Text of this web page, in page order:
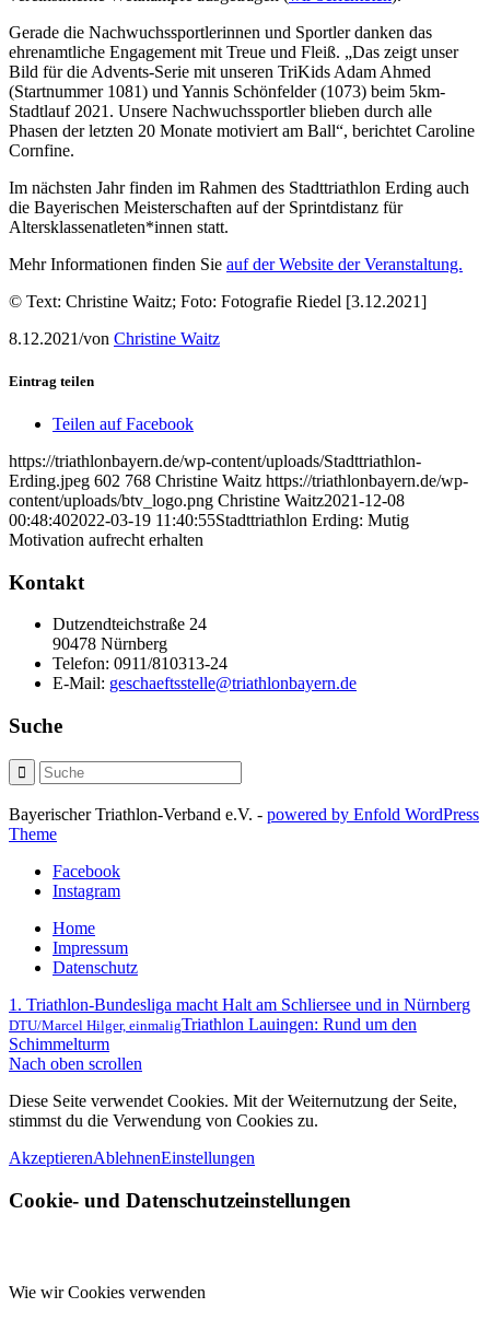
Gerade die Nachwuchssportlerinnen und Sportler danken das
ehrenamtliche Engagement mit Treue und Fleiß. „Das zeigt unser
Bild für die Advents-Serie mit unseren TriKids Adam Ahmed
(Startnummer 1081) und Yannis Schönfelder (1073) beim 5km-
Stadtlauf 2021. Unsere Nachwuchssportler blieben durch alle
Phasen der letzten 20 Monate motiviert am Ball“, berichtet Caroline
Cornfine.
Im nächsten Jahr finden im Rahmen des Stadttriathlon Erding auch
die Bayerischen Meisterschaften auf der Sprintdistanz für
Altersklassenatleten*innen statt.
Mehr Informationen finden Sie auf der Website der Veranstaltung.
© Text: Christine Waitz; Foto: Fotografie Riedel [3.12.2021]
8.12.2021/von Christine Waitz
Eintrag teilen
Teilen auf Facebook
https://triathlonbayern.de/wp-content/uploads/Stadttriathlon-
Erding.jpeg 602 768 Christine Waitz https://triathlonbayern.de/wp-
content/uploads/btv_logo.png Christine Waitz2021-12-08
00:48:402022-03-19 11:40:55Stadttriathlon Erding: Mutig
Motivation aufrecht erhalten
Kontakt
Dutzendteichstraße 24
90478 Nürnberg
Telefon: 0911/810313-24
E-Mail: geschaeftsstelle@triathlonbayern.de
Suche
Bayerischer Triathlon-Verband e.V. - powered by Enfold WordPress
Theme
Facebook
Instagram
Home
Impressum
Datenschutz
1. Triathlon-Bundesliga macht Halt am Schliersee und in Nürnberg
DTU/Marcel Hilger, einmaligTriathlon Lauingen: Rund um den
Schimmelturm
Nach oben scrollen
Diese Seite verwendet Cookies. Mit der Weiternutzung der Seite,
stimmst du die Verwendung von Cookies zu.
AkzeptierenAblehnenEinstellungen
Cookie- und Datenschutzeinstellungen
Wie wir Cookies verwenden